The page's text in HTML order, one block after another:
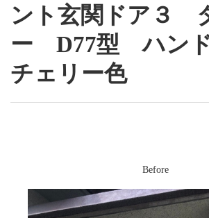
ント玄関ドア３
ー D77型 ハン
チェリー色
Before